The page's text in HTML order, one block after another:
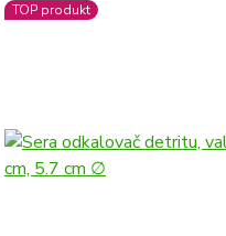
TOP produkt